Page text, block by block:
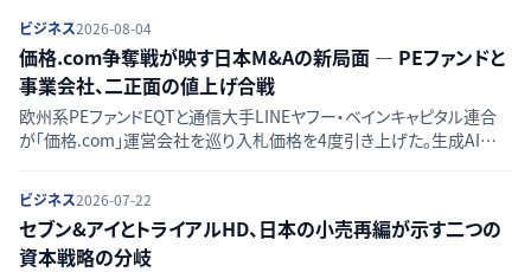
ビジネス2026-08-04
価格.com争奪戦が映す日本M&Aの新局面 — PEファンドと
事業会社、二正面の値上げ合戦
欧州系PEファンドEQTと通信大手LINEヤフー・ベインキャピタル連合
が「価格.com」運営会社を巡り入札価格を4度引き上げた。生成AIが
ビジネス2026-07-22
セブン&アイとトライアルHD、日本の小売再編が示す二つの
資本戦略の分岐